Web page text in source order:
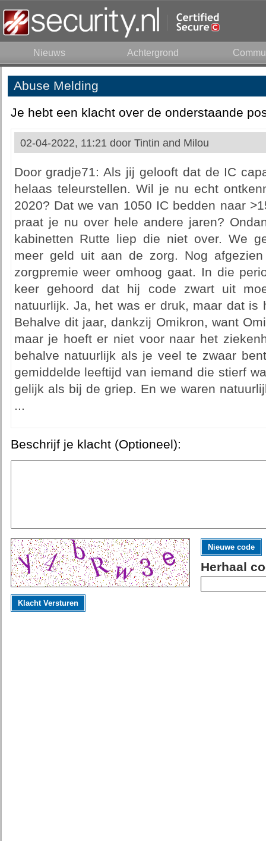
Nieuws Achtergrond
Abuse Melding
Je hebt een klacht over de onderstaande
02-04-2022, 11:21 door Tintin and Milou
Door gradje71: Als jij gelooft dat de IC
helaas teleurstellen. Wil je nu echt
2020? Dat we van 1050 IC bedden naar
praat je nu over hele andere jaren?
kabinetten Rutte liep die niet over. We
meer geld uit aan de zorg. Nog
zorgpremie weer omhoog gaat. In die
keer gehoord dat hij code zwart uit
natuurlijk. Ja, het was er druk, maar dat is
Behalve dit jaar, dankzij Omikron, want
maar je hoeft er niet voor naar het
behalve natuurlijk als je veel te zwaar
gemiddelde leeftijd van iemand die stierf
gelijk als bij de griep. En we waren
...
Beschrijf je klacht (Optioneel):
Nieuwe code
Herhaal
Klacht Versturen